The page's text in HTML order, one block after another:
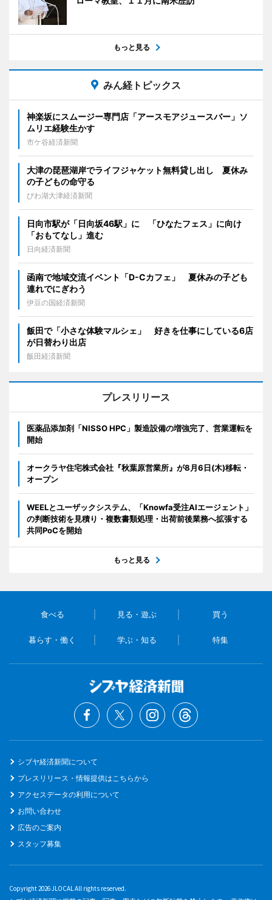
もっと見る
みん経トピックス
神楽坂にスムージー専門店「アースモアジュースバー」ソ
ムリエ経験生かす
市ケ谷経済新聞
大津の琵琶湖岸でライフジャケット無料貸し出し 夏休み
の子どもの命守る
びわ湖大津経済新聞
日向市駅が「日向坂46駅」に 「ひなたフェス」に向け
「おもてなし」進む
日向経済新聞
函南で地域交流イベント「D-Cカフェ」 夏休みの子ども
連れでにぎわう
伊豆の国経済新聞
飯田で「小さな体験マルシェ」 好きを仕事にしている6店
が日替わり出店
飯田経済新聞
プレスリリース
医薬品添加剤「NISSO HPC」製造設備の増強完了、営業運転を
開始
オークラヤ住宅株式会社『秋葉原営業所』が8月6日(木)移転・
オープン
WEELとユーザックシステム、「Knowfa受注AIエージェント」
の判断技術を見積り・複数書類処理・出荷前後業務へ拡張する
共同PoCを開始
もっと見る
食べる 見る・遊ぶ 買う
暮らす・働く 学ぶ・知る 特集
シブヤ経済新聞について
プレスリリース・情報提供はこちらから
アクセスデータの利用について
お問い合わせ
広告のご案内
スタッフ募集
Copyright 2026 JLOCAL All rights reserved.